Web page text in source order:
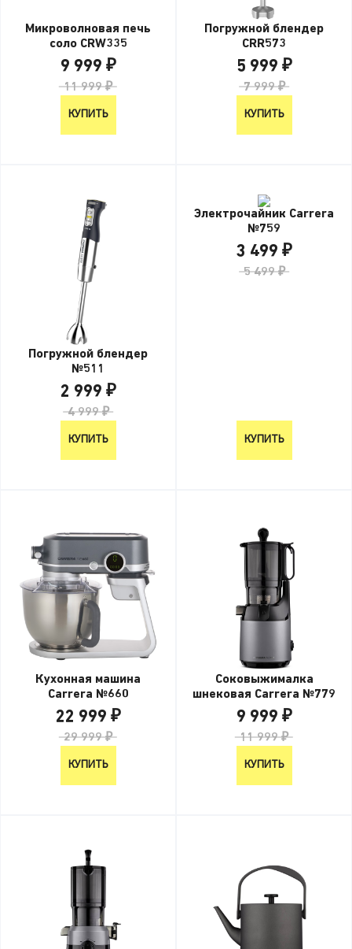
Микроволновая печь
соло CRW335
9 999 ₽
11 999 ₽
КУПИТЬ
Погружной блендер
CRR573
5 999 ₽
7 999 ₽
КУПИТЬ
Погружной блендер
№511
2 999 ₽
4 999 ₽
КУПИТЬ
Электрочайник Carrera
№759
3 499 ₽
5 499 ₽
КУПИТЬ
Кухонная машина
Carrera №660
22 999 ₽
29 999 ₽
КУПИТЬ
Соковыжималка
шнековая Carrera №779
9 999 ₽
11 999 ₽
КУПИТЬ